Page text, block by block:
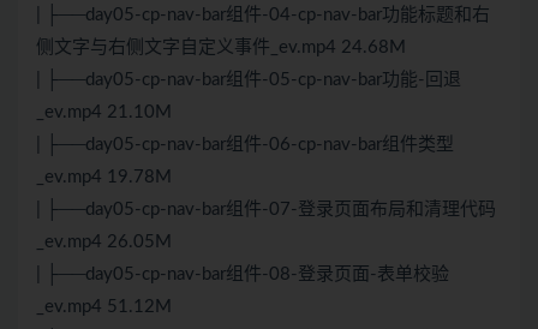
| ├──day05-cp-nav-bar组件-04-cp-nav-bar功能标题和右
侧文字与右侧文字自定义事件_ev.mp4 24.68M
| ├──day05-cp-nav-bar组件-05-cp-nav-bar功能-回退
_ev.mp4 21.10M
| ├──day05-cp-nav-bar组件-06-cp-nav-bar组件类型
_ev.mp4 19.78M
| ├──day05-cp-nav-bar组件-07-登录页面布局和清理代码
_ev.mp4 26.05M
| ├──day05-cp-nav-bar组件-08-登录页面-表单校验
_ev.mp4 51.12M